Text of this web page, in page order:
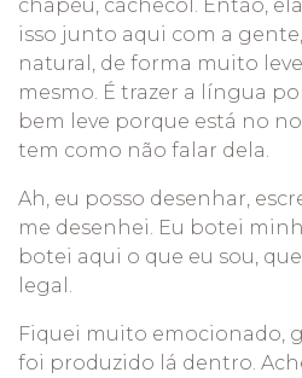
chapéu, cachecol. Então,
isso junto aqui com a
natural, de forma muito
mesmo. É trazer a língua
bem leve porque está no
tem como não falar dela.
Ah, eu posso desenhar,
me desenhei. Eu botei
botei aqui o que eu sou,
legal.
Fiquei muito emocionado,
foi produzido lá dentro.